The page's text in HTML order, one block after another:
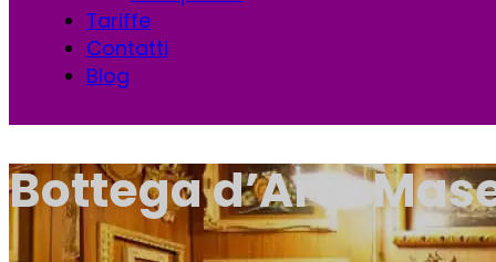
Tariffe
Contatti
Blog
Bottega d’Arte